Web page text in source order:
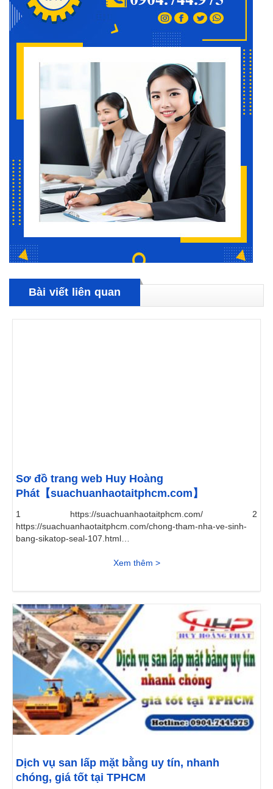
Bài viết liên quan
Sơ đồ trang web Huy Hoàng
Phát【suachuanhaotaitphcm.com】
1 https://suachuanhaotaitphcm.com/ 2
https://suachuanhaotaitphcm.com/chong-tham-nha-ve-sinh-
bang-sikatop-seal-107.html 3
https://suachuanhaotaitphcm.com/khoan-gieng-cong-
https://suachuanhaotaitphcm.com/tho-thay-bon-cau.html 8
https://suachuanhaotaitphcm.com/thong-tac-nha-ve-sinh.html
9 https://suachuanhaotaitphcm.com/chuyen-nhan-son-cua-
sat.html 10...
Xem thêm >
Dịch vụ san lấp mặt bằng uy tín, nhanh
chóng, giá tốt tại TPHCM